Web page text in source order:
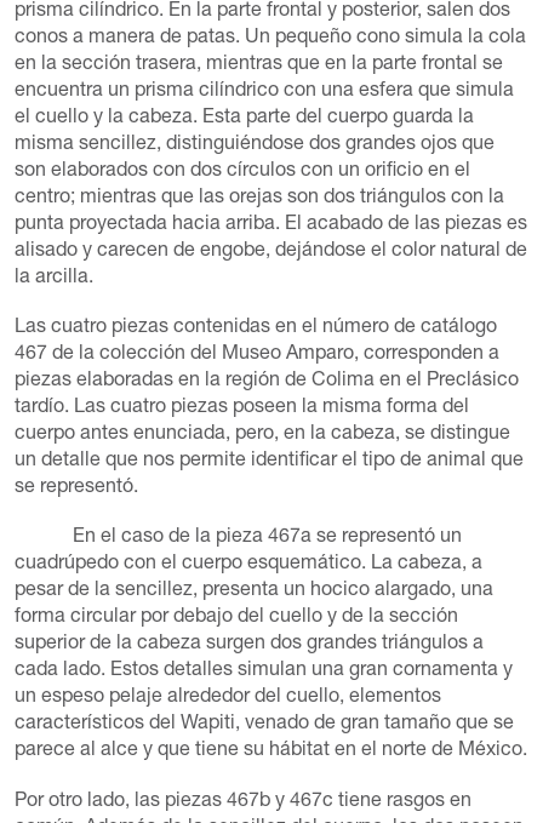
prisma cilíndrico. En la parte frontal y posterior, salen dos
conos a manera de patas. Un pequeño cono simula la cola
en la sección trasera, mientras que en la parte frontal se
encuentra un prisma cilíndrico con una esfera que simula
el cuello y la cabeza. Esta parte del cuerpo guarda la
misma sencillez, distinguiéndose dos grandes ojos que
son elaborados con dos círculos con un orificio en el
centro; mientras que las orejas son dos triángulos con la
punta proyectada hacia arriba. El acabado de las piezas es
alisado y carecen de engobe, dejándose el color natural de
la arcilla.
Las cuatro piezas contenidas en el número de catálogo
467 de la colección del Museo Amparo, corresponden a
piezas elaboradas en la región de Colima en el Preclásico
tardío. Las cuatro piezas poseen la misma forma del
cuerpo antes enunciada, pero, en la cabeza, se distingue
un detalle que nos permite identificar el tipo de animal que
se representó.
En el caso de la pieza 467a se representó un
cuadrúpedo con el cuerpo esquemático. La cabeza, a
pesar de la sencillez, presenta un hocico alargado, una
forma circular por debajo del cuello y de la sección
superior de la cabeza surgen dos grandes triángulos a
cada lado. Estos detalles simulan una gran cornamenta y
un espeso pelaje alrededor del cuello, elementos
característicos del Wapiti, venado de gran tamaño que se
parece al alce y que tiene su hábitat en el norte de México.
Por otro lado, las piezas 467b y 467c tiene rasgos en